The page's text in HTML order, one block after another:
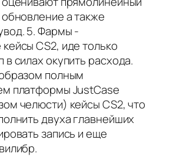
а также
5. Фармы -
CS2, иде только
силах окупить расхода.
полным
платформы JustCase
челюсти) кейсы CS2, что
двуха главнейших
запись и еще